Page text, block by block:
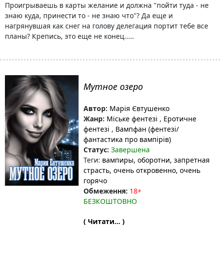
Проигрываешь в карты желание и должна "пойти туда - не
знаю куда, принести то - не знаю что"? Да еще и
нагрянувшая как снег на голову делегация портит тебе все
планы? Крепись, это еще не конец.....
Мутное озеро
Автор: Марія Євтушенко
Жанр: Міське фентезі , Еротичне
фентезі , Вампфан (фентезі/
фантастика про вампірів)
Статус: Завершена
Теги: вампиры, оборотни, запретная
страсть, очень откровенно, очень
горячо
Обмеження: 18+
БЕЗКОШТОВНО
( Читати... )